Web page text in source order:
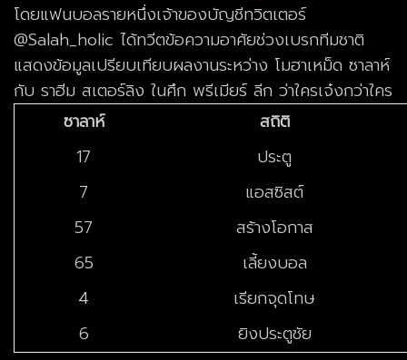
โดยแฟนบอลรายหนึ่งเจ้าของบัญชีทวิตเตอร์
@Salah_holic ได้ทวีตข้อความอาศัยช่วงเบรกทีมชาติ
แสดงข้อมูลเปรียบเทียบผลงานระหว่าง โมฮาเหม็ด ซาลาห์
กับ ราฮีม สเตอร์ลิง ในศึก พรีเมียร์ ลีก ว่าใครเจ๋งกว่าใคร
ซาลาห์
สถิติ
17
ประตู
7
แอสซิสต์
57
สร้างโอกาส
65
เลี้ยงบอล
4
เรียกจุดโทษ
6
ยิงประตูชัย